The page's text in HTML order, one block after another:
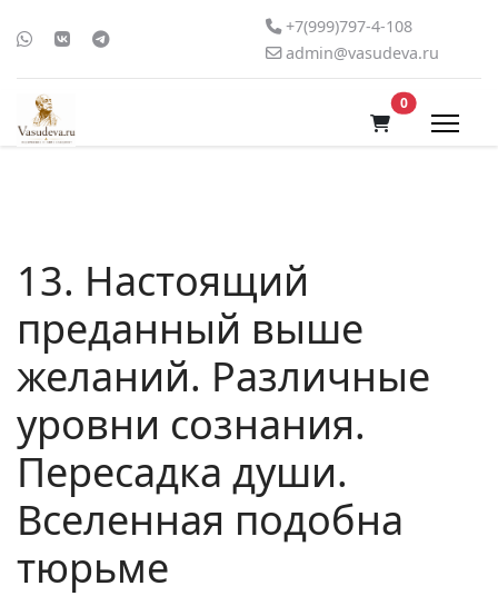
+7(999)797-4-108
admin@vasudeva.ru
0В корзину
13. Настоящий
преданный выше
желаний. Различные
уровни сознания.
Пересадка души.
Вселенная подобна
тюрьме